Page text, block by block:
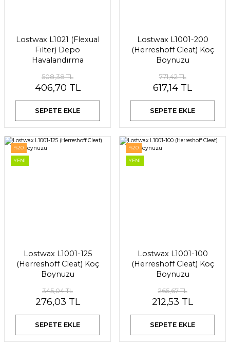
Lostwax L1021 (Flexual
Filter) Depo
Havalandırma
508,38 TL
406,70 TL
SEPETE EKLE
Lostwax L1001-200
(Herreshoff Cleat) Koç
Boynuzu
771,42 TL
617,14 TL
SEPETE EKLE
%20
YENİ
Lostwax L1001-125
(Herreshoff Cleat) Koç
Boynuzu
345,04 TL
276,03 TL
SEPETE EKLE
%20
YENİ
Lostwax L1001-100
(Herreshoff Cleat) Koç
Boynuzu
265,67 TL
212,53 TL
SEPETE EKLE